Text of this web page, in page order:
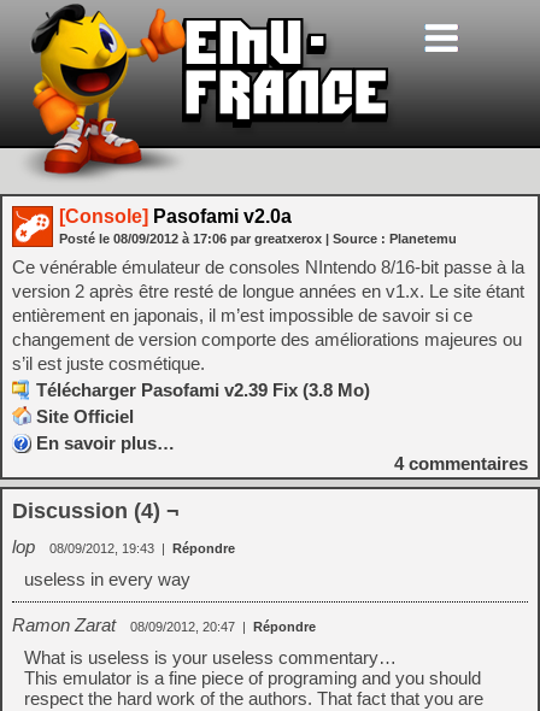
[Console] Pasofami v2.0a
Posté le 08/09/2012 à 17:06 par greatxerox | Source : Planetemu
Ce vénérable émulateur de consoles NIntendo 8/16-bit passe à la
version 2 après être resté de longue années en v1.x. Le site étant
entièrement en japonais, il m’est impossible de savoir si ce
changement de version comporte des améliorations majeures ou
s’il est juste cosmétique.
Télécharger Pasofami v2.39 Fix (3.8 Mo)
Site Officiel
En savoir plus…
4commentaires
Discussion (4) ¬
lop 08/09/2012, 19:43 | Répondre
useless in every way
Ramon Zarat 08/09/2012, 20:47 | Répondre
What is useless is your useless commentary…
This emulator is a fine piece of programing and you should
respect the hard work of the authors. That fact that you are